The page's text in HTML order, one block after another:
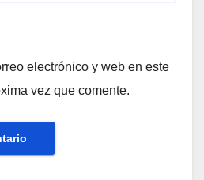
electrónico y web en este
vez que comente.